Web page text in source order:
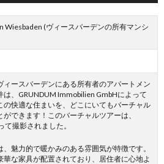
Wiesbaden (ヴィースバーデンの所有マンシ
ィースバーデンにある所有者のアパートメン
は、GRUNDUM Immobilien GmbHによって
の快適な住まいを、どこにいてもバーチャル
できます！このバーチャルツアーは、
撮影されました。
魅力的で暖かみのある雰囲気が特徴です。
華な家具が配置されており、居住者に心地よ